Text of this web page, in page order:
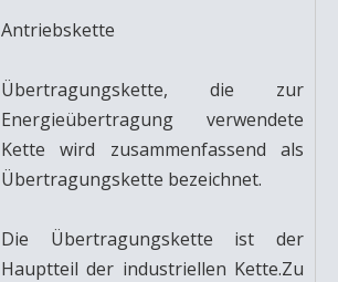
Antriebskette
Übertragungskette, die zur
Energieübertragung verwendete
Kette wird zusammenfassend als
Übertragungskette bezeichnet.
Die Übertragungskette ist der
Hauptteil der industriellen Kette.Zu